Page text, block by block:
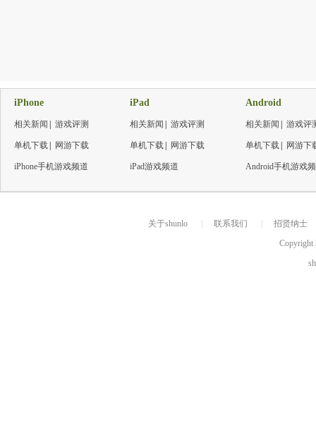
iPhone
相关新闻 游戏评测
单机下载 网游下载
iPhone手机游戏频道
iPad
相关新闻 游戏评测
单机下载 网游下载
iPad游戏频道
Android
相关新闻 游戏评
单机下载 网游下
Android手机游戏
关于shunlo 联系我们
招贤纳士
Copyright